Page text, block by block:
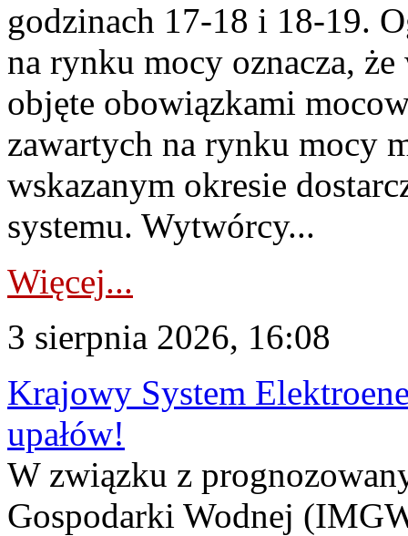
godzinach 17-18 i 18-19.
na rynku mocy oznacza,
objęte obowiązkami
zawartych na rynku mocy
wskazanym okresie
systemu. Wytwórcy...
Więcej...
3 sierpnia 2026, 16:08
Krajowy System
upałów!
W związku z
Gospodarki Wodnej